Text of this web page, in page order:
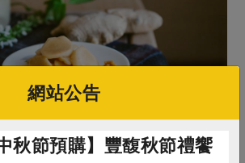
網站公告
秋節預購】豐馥秋節禮饗